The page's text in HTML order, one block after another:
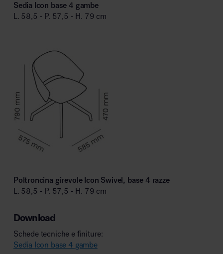
Sedia Icon base 4 gambe
L. 58,5 - P. 57,5 - H. 79 cm
Poltroncina girevole Icon Swivel, base 4 razze
L. 58,5 - P. 57,5 - H. 79 cm
Download
Schede tecniche e finiture:
Sedia Icon base 4 gambe